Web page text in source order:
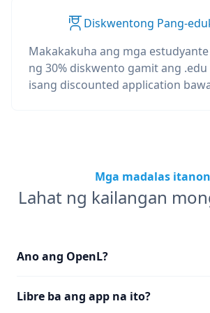
Diskwentong Pang-
Makakakuha ang mga
ng 30% diskwento gamit ang
isang discounted application
Mga madalas
Lahat ng kailangan
Ano ang OpenL?
Libre ba ang app na ito?